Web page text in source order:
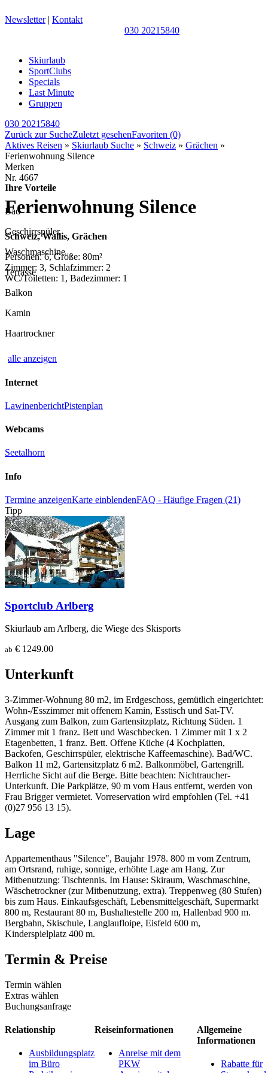
Newsletter| Kontakt
030 20215840
Skiurlaub
SportClubs
Specials
Last Minute
Gruppen
030 20215840
Zurück zur SucheZuletzt gesehenFavoriten (0)
Aktives Reisen » Skiurlaub Suche » Schweiz » Grächen »
Ferienwohnung Silence
Merken
Nr. 4667
Ferienwohnung Silence
Schweiz, Wallis, Grächen
Personen: 6, Größe: 80m²
Zimmer: 3, Schlafzimmer: 2
WC/Toiletten: 1, Badezimmer: 1
Ihre Vorteile
Bad
Geschirrspüler
Waschmaschine
Terrasse
Balkon
Kamin
Haartrockner
alle anzeigen
Internet
LawinenberichtPistenplan
Webcams
Seetalhorn
Info
Termine anzeigenKarte einblendenFAQ - Häufige Fragen (21)
Tipp
Sportclub Arlberg
Skiurlaub am Arlberg, die Wiege des Skisports
ab € 1249.00
Unterkunft
3-Zimmer-Wohnung 80 m2, im Erdgeschoss, gemütlich eingerichtet:
Wohn-/Esszimmer mit offenem Kamin, Esstisch und Sat-TV.
Ausgang zum Balkon, zum Gartensitzplatz, Richtung Süden. 1
Zimmer mit 1 franz. Bett und Waschbecken. 1 Zimmer mit 1 x 2
Etagenbetten, 1 franz. Bett. Offene Küche (4 Kochplatten,
Backofen, Geschirrspüler, elektrische Kaffeemaschine). Bad/WC.
Balkon 11 m2, Gartensitzplatz 6 m2. Balkonmöbel, Gartengrill.
Herrliche Sicht auf die Berge. Bitte beachten: Nichtraucher-
Unterkunft. Die Parkplätze, 90 m vom Haus entfernt, werden von
Frau Brigger vermietet. Vorreservation wird empfohlen (Tel. +41
(0)27 956 13 15).
Lage
Appartementhaus "Silence", Baujahr 1978. 800 m vom Zentrum,
am Ortsrand, ruhige, sonnige, erhöhte Lage am Hang. Zur
Mitbenutzung: Tischtennis. Im Hause: Skiraum, Waschmaschine,
Wäschetrockner (zur Mitbenutzung, extra). Treppenweg (80 Stufen)
bis zum Haus. Einkaufsgeschäft, Lebensmittelgeschäft, Supermarkt
800 m, Restaurant 80 m, Bushaltestelle 200 m, Hallenbad 900 m.
Bergbahn, Skischule, Langlaufloipe, Eisfeld 600 m,
Kinderspielplatz 400 m.
Termin & Preise
Termin wählen
Extras wählen
Buchungsanfrage
Relationship
Ausbildungsplatz
im Büro
Reiseinformationen
Anreise mit dem
PKW
Allgemeine
Informationen
Rabatte für